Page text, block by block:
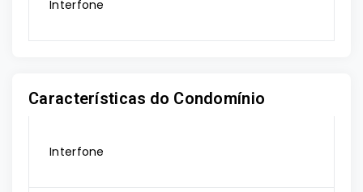
Interfone
Características do Condomínio
Interfone